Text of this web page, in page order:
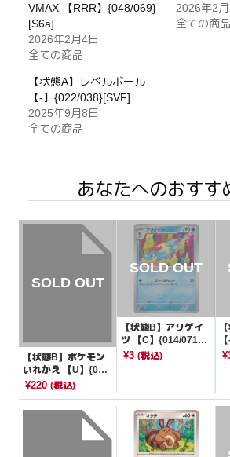
VMAX 【RRR】{048/069}
[S6a]
2026年2月4日
全ての商品
2026年2
全ての商品
【状態A】レベルボール
【-】{022/038}[SVF]
2025年9月8日
全ての商品
あなたへのおすす
【状態B】ポケモン
いれかえ 【U】{077/
087}[CP6]
¥220 (税込)
【状態B】アリゲイ
ツ 【C】{014/071}
[SV5K]
¥3(税込)
M]